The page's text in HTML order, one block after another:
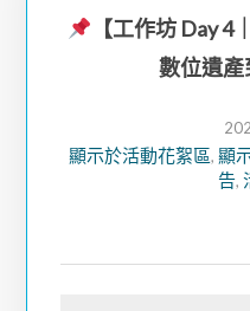
【工作坊 Day 4
數位遺產
顯示於活動花絮區, 顯
告,